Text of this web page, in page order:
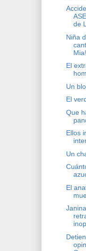
de
Niña
El
Un
El
Que
Ellos
Un
El